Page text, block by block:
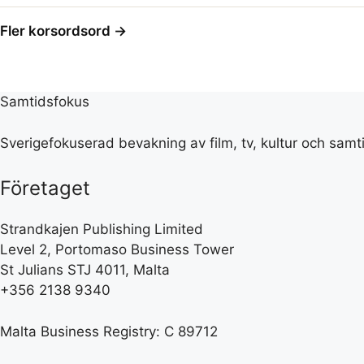
Fler korsordsord →
Samtidsfokus
Sverigefokuserad bevakning av film, tv, kultur och
Företaget
Strandkajen Publishing Limited
Level 2, Portomaso Business Tower
St Julians STJ 4011, Malta
+356 2138 9340
Malta Business Registry: C 89712